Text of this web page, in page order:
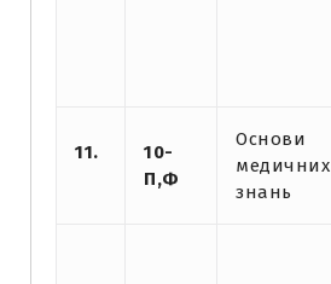
11.
10-
П,Ф
Основи
медичних
знань